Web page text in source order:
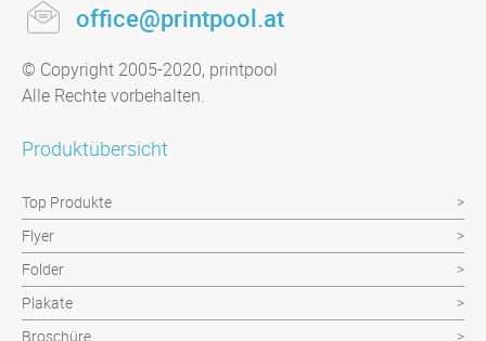
office@printpool.at
© Copyright 2005-2020, printpool
Alle Rechte vorbehalten.
Produktübersicht
Top Produkte
Flyer
Folder
Plakate
Broschüre